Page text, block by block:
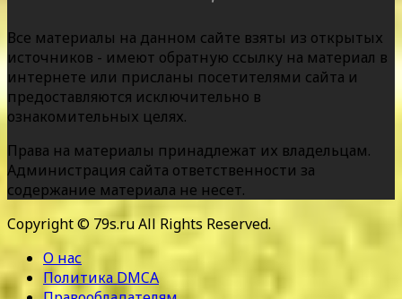
Все материалы на данном сайте взяты из открытых
источников - имеют обратную ссылку на материал в
интернете или присланы посетителями сайта и
предоставляются исключительно в
ознакомительных целях.
Права на материалы принадлежат их владельцам.
Администрация сайта ответственности за
содержание материала не несет.
Copyright © 79s.ru All Rights Reserved.
О нас
Политика DMCA